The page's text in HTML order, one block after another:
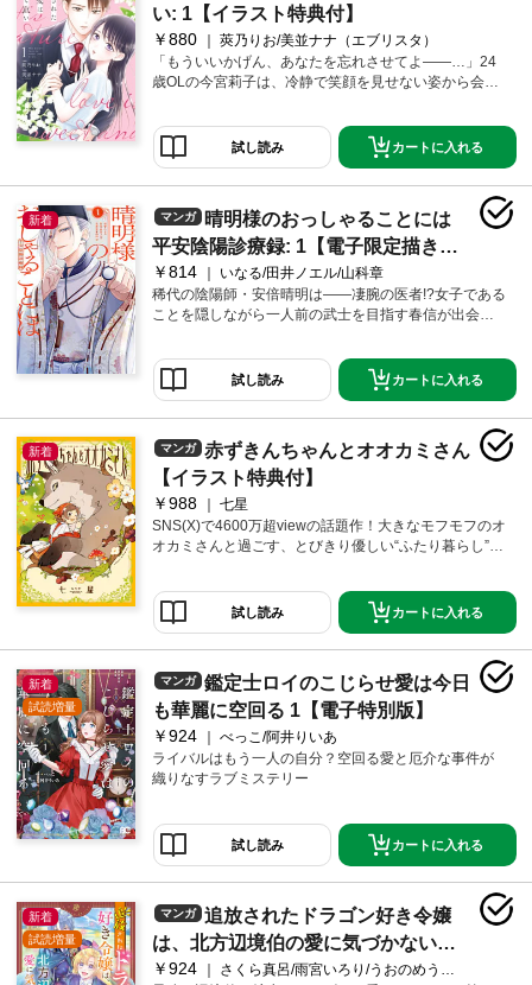
ちゃえ～～」 それは、えっちな妄想が止まらなくな
る魔法で――!? ※「妄想令嬢と堅物王子 淫らな魔法
が解けませんっ！」1～5巻をまとめたものです。重複
購入にご注意ください。
い: 1【イラスト特典付】
￥880
莢乃りお/美並ナナ（エブリスタ）
「もういいかげん、あなたを忘れさせてよ――…」24
歳OLの今宮莉子は、冷静で笑顔を見せない姿から会社
れを経験して以来、傷つくことを恐れて、決まった異
性との付き合いを避けていた。そんな折、５年ぶりに
柊二とばったり再会したことで、とても動揺してしま
試し読み カートに入れる
新着 マンガ
晴明様のおっしゃることには
平安陰陽診療録: 1【電子限定描き下
ろし付き】
￥814
いなる/田井ノエル/山科章
稀代の陰陽師・安倍晴明は――凄腕の医者!?女子である
ことを隠しながら一人前の武士を目指す春信が出会っ
の寿命を目の前で延ばしてみせた。その不思議な力の
正体は『医術』だと話す晴明から、春信は助手&妻にな
るよう迫られ――!?呪いのような症状を現代医療の知識
で解決！陰陽師・安倍晴明と訳あり助手の平安医療フ
ァンタジー!!
試し読み カートに入れる
新着 マンガ
赤ずきんちゃんとオオカミさん
【イラスト特典付】
￥988
七星
SNS(X)で4600万超viewの話題作！大きなモフモフのオ
オカミさんと過ごす、とびきり優しい“ふたり暮らし”！
ルが暮らしていました。一緒にキノコを採ったり、ブ
ラッシングをしたり、モフモフの毛に包まれてお昼寝
したり……。楽しくて、時に切ない。一人と一匹が紡
試し読み カートに入れる
新着
試読増量
マンガ
鑑定士ロイのこじらせ愛は今日
も華麗に空回る 1【電子特別版】
￥924
べっこ/阿井りいあ
ライバルはもう一人の自分？空回る愛と厄介な事件が
織りなすラブミステリー
試し読み カートに入れる
新着
試読増量
マンガ
追放されたドラゴン好き令嬢
は、北方辺境伯の愛に気づかない
１
￥924
さくら真呂/雨宮いろり/うおのめうろこ